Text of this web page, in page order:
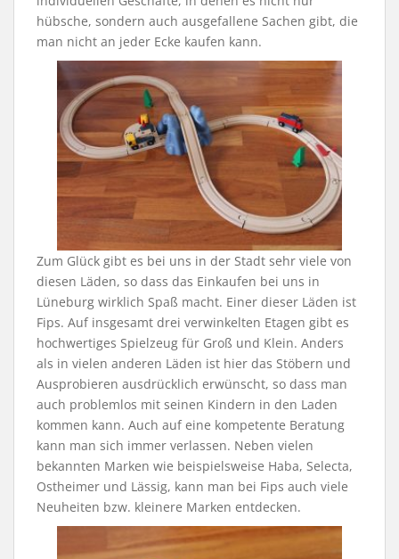
hübsche, sondern auch ausgefallene Sachen gibt, die
man nicht an jeder Ecke kaufen kann.
Zum Glück gibt es bei uns in der Stadt sehr viele von
diesen Läden, so dass das Einkaufen bei uns in
Lüneburg wirklich Spaß macht. Einer dieser Läden ist
Fips. Auf insgesamt drei verwinkelten Etagen gibt es
hochwertiges Spielzeug für Groß und Klein. Anders
als in vielen anderen Läden ist hier das Stöbern und
Ausprobieren ausdrücklich erwünscht, so dass man
auch problemlos mit seinen Kindern in den Laden
kommen kann. Auch auf eine kompetente Beratung
kann man sich immer verlassen. Neben vielen
bekannten Marken wie beispielsweise Haba, Selecta,
Ostheimer und Lässig, kann man bei Fips auch viele
Neuheiten bzw. kleinere Marken entdecken.